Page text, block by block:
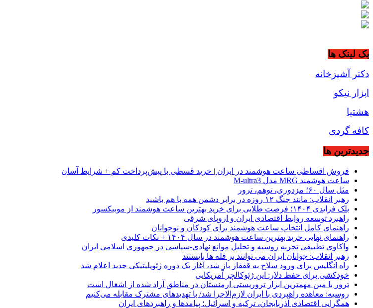
بک لینک ها
دکتر آشپزخانه
ابزار نیکو
هشتیا
کافه گردی
جديدترين ها
فروش اقساطی ساعت هوشمند در ایران | خرید قسطی با پیش‌پرداخت کم + شرایط آسان
ساعت هوشمند MRG مدل M-ultra3
مثل سال ۶۰؛ مزدوری، توهم، ترور
رهبر انقلاب: مانند جنگ ۱۲ روزه در برابر دشمن همه با هم باشید
بلک فرایدی ۱۴۰۴؛ فرصت طلایی برای خرید بهترین ساعت هوشمند از موبیکسور
راهبرد توسعه روابط اقتصادی ایران و اروپای شرقی
راهنمای کامل انتخاب ساعت هوشمند برای کودکان و نوجوانان
راهنمای نهایی خرید بهترین ساعت هوشمند در سال ۱۴۰۴ + نکات کلیدی
واکاوی تطبیقی تجربه روسیه و تحلیل موانع نهادی-سیاسی در جمهوری اسلامی ایران
رهبر انقلاب: جوانان ایران می توانند بر قله ها بایستند
راه انگلیس برای ورود سلاح به قفقاز باز شد، آغاز یک دوره ژئوپلیتیکی جدید اعلام شد
خودکشی برای حفظ دلار: این ژئوکالچر آمریکایی
ترور با مین مهمترین ابزار تروریستی ارمنستان در مناطق آزاد شده از اشغال است
روسیه: معاهده راهبردی با ایران لازم‌الاجرا شد/ با تهدیدهای مشترک مقابله می‌کنیم
همگرایی اقتصادی آذربایجان، ترکیه و اسرائیل؛ پیامدها و راهبردهای ایران